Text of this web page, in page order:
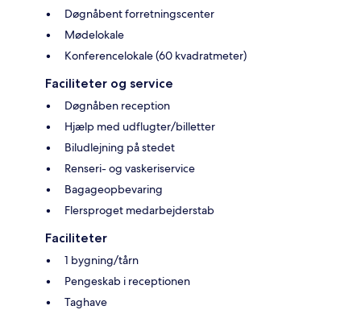
Døgnåbent forretningscenter
Mødelokale
Konferencelokale (60 kvadratmeter)
Faciliteter og service
Døgnåben reception
Hjælp med udflugter/billetter
Biludlejning på stedet
Renseri- og vaskeriservice
Bagageopbevaring
Flersproget medarbejderstab
Faciliteter
1 bygning/tårn
Pengeskab i receptionen
Taghave